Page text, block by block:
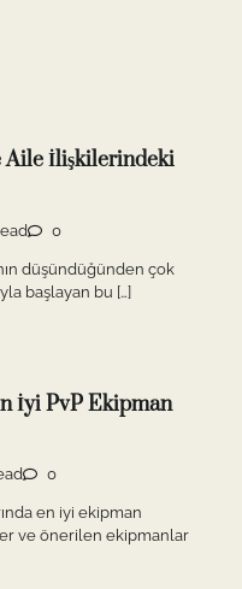
Aile İlişkilerindeki
0
düşündüğünden çok
başlayan bu […]
İyi PvP Ekipman
0
en iyi ekipman
ve önerilen ekipmanlar